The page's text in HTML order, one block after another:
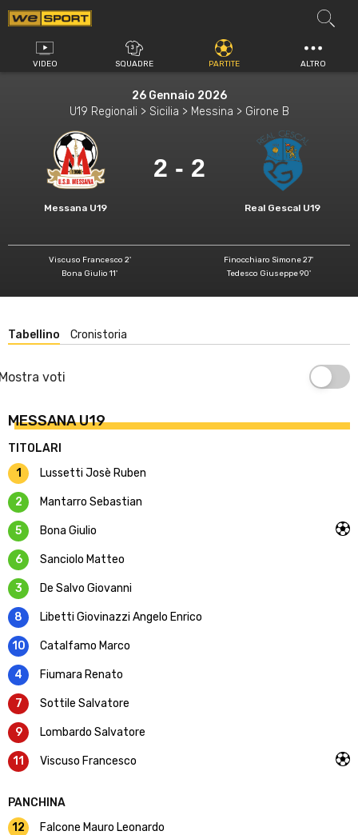
Vai
al
contenuto
VIDEO SQUADRE PARTITE ALTRO
26 Gennaio 2026
U19 Regionali > Sicilia > Messina > Girone B
Messana U19
2 - 2
Real Gescal U19
Viscuso Francesco 2'
Bona Giulio 11'
Finocchiaro Simone 27'
Tedesco Giuseppe 90'
Tabellino Cronistoria
voti
MESSANA U19
TITOLARI
1
Lussetti Josè Ruben
2 Mantarro Sebastian
5 Bona Giulio
6 Sanciolo Matteo
3 De Salvo Giovanni
8 Libetti Giovinazzi Angelo Enrico
10 Catalfamo Marco
4 Fiumara Renato
7 Sottile Salvatore
9 Lombardo Salvatore
11 Viscuso Francesco
PANCHINA
12
Falcone Mauro Leonardo